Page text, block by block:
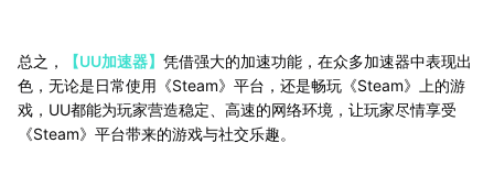
总之， 【UU加速器】 凭借强大的加速功能，在众多加速器中表现出
色，无论是日常使用《Steam》平台，还是畅玩《Steam》上的游
戏，UU都能为玩家营造稳定、高速的网络环境，让玩家尽情享受
《Steam》平台带来的游戏与社交乐趣。